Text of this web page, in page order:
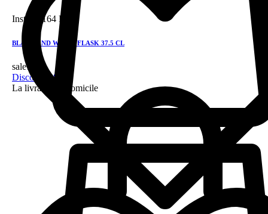
Instock 164 DH
BLACK AND WHITE FLASK 37.5 CL
sale!
Discount 28%
La livraison a domicile